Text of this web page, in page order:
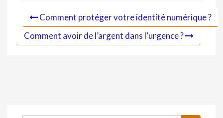
Comment protéger votre identité numérique ?
Comment avoir de l’argent dans l’urgence ?